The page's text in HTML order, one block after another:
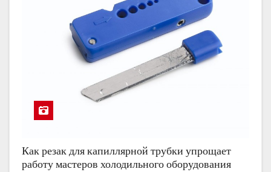
Как резак для капиллярной трубки упрощает
работу мастеров холодильного оборудования